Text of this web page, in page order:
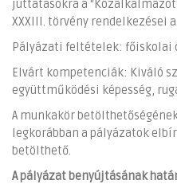
juttatásokra a
XXXIII. törvény rendelkezései
Pályázati feltételek: főiskolai
Elvárt kompetenciák: Kiváló
együttműködési képesség,
A munkakör
legkorábban a pályázatok
betölthető.
A pályázat benyújtásának